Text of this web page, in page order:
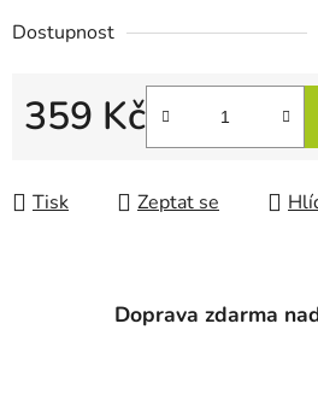
Dostupnost
359 Kč
Tisk Zeptat se
Doprava zdarma